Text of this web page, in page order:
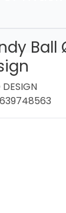
Ball
DESIGN